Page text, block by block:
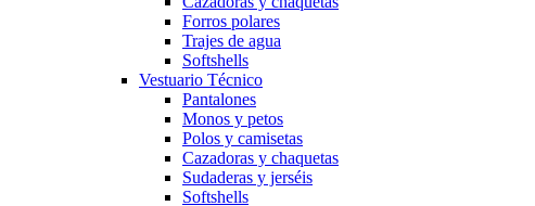
Forros polares
Trajes de agua
Softshells
Vestuario Técnico
Pantalones
Monos y petos
Polos y camisetas
Cazadoras y chaquetas
Sudaderas y jerséis
Softshells